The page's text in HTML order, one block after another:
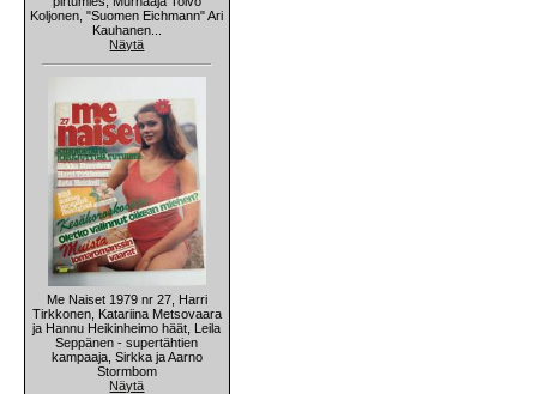
Koljonen, "Suomen Eichmann" Ari
Kauhanen...
Näytä
Me Naiset 1979 nr 27, Harri
Tirkkonen, Katariina Metsovaara
ja Hannu Heikinheimo häät, Leila
Seppänen - supertähtien
kampaaja, Sirkka ja Aarno
Stormbom
Näytä